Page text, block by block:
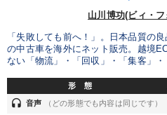
山川博功(ビィ・
「失敗しても前へ！」。日本品質の
の中古車を海外にネット販売。越境
ない「物流」・「回収」・「集客」
形 態
headset 音声 （どの形態でも内容は同じです）